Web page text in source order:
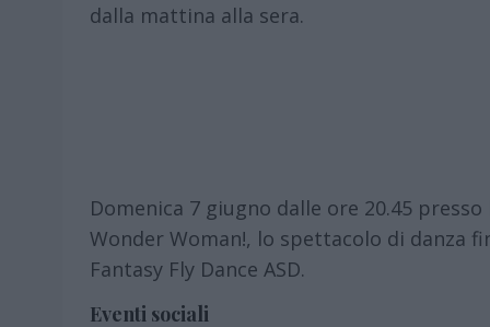
dalla mattina alla sera.
Domenica 7 giugno dalle ore 20.45
Wonder Woman!, lo spettacolo di danza
Fantasy Fly Dance ASD.
Eventi sociali